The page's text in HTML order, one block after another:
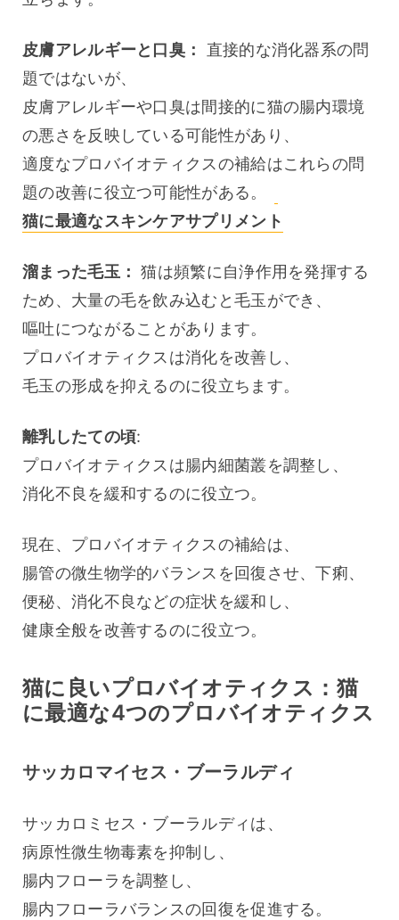
皮膚アレルギーと口臭：
直接的な消化器系の問
題ではないが、
皮膚アレルギーや口臭は間接的に猫の腸内環境
の悪さを反映している可能性があり、
適度なプロバイオティクスの補給はこれらの問
猫に最適なスキンケアサプリメント
溜まった毛玉： 猫は頻繁に自浄作用を発揮する
ため、大量の毛を飲み込むと毛玉ができ、
嘔吐につながることがあります。
プロバイオティクスは消化を改善し、
毛玉の形成を抑えるのに役立ちます。
離乳したての頃:
プロバイオティクスは腸内細菌叢を調整し、
消化不良を緩和するのに役立つ。
現在、プロバイオティクスの補給は、
腸管の微生物学的バランスを回復させ、下痢、
便秘、消化不良などの症状を緩和し、
健康全般を改善するのに役立つ。
猫に良いプロバイオティクス：猫
に最適な4つのプロバイオティクス
サッカロマイセス・ブーラルディ
サッカロミセス・ブーラルディは、
病原性微生物毒素を抑制し、
腸内フローラを調整し、
腸内フローラバランスの回復を促進する。